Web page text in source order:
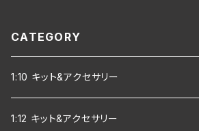
CATEGORY
1:10 キット&アクセサリー
1:12 キット&アクセサリー